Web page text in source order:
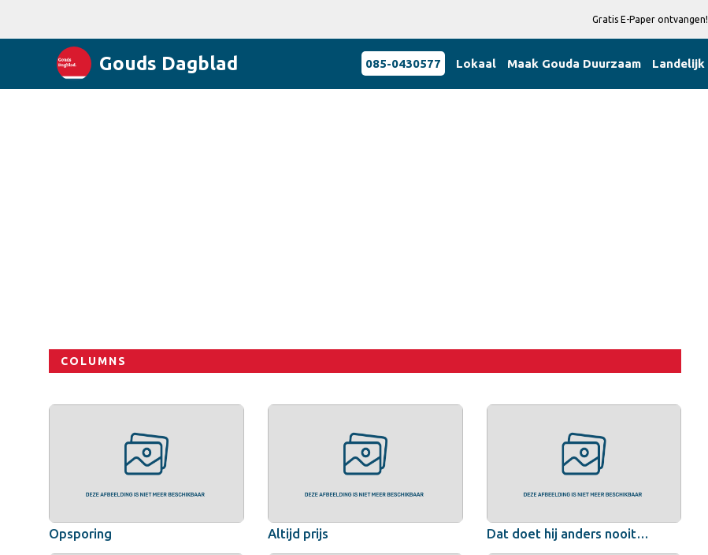
Gratis E-Paper ontvangen!
Gouds Dagblad 085-0430577 Lokaal Maak Gouda Duurzaam Landelijk
COLUMNS
Opsporing Altijd prijs Dat doet hij anders nooit…